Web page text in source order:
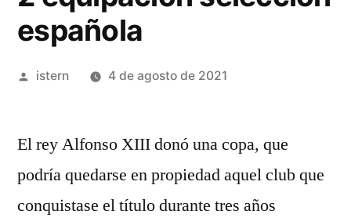
española
Publicado
istern 4 de agosto de 2021
El rey Alfonso XIII donó una copa, que
podría quedarse en propiedad aquel club que
conquistase el título durante tres años